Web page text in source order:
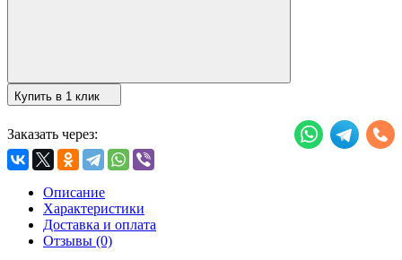
Купить в 1 клик
Заказать через:
Описание
Характеристики
Доставка и оплата
Отзывы (0)